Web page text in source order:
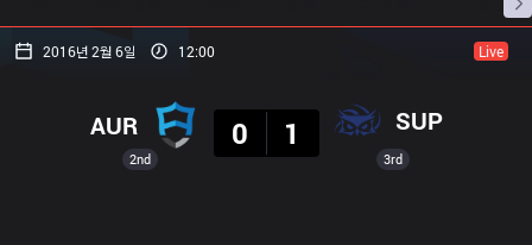
2016년 2월 6일 12:00 Live
2nd
AUR
0
1 SUP
3rd